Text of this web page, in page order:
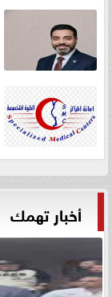
أخبار تهمك